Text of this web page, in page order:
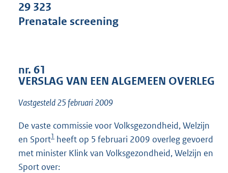
t
t
1
K
b
29 323
Prenatale screening
nr. 61
VERSLAG VAN EEN ALGEMEEN OVERLEG
Vastgesteld 25 februari 2009
De vaste commissie voor Volksgezondheid, Welzijn
en Sport1 heeft op 5 februari 2009 overleg gevoerd
met minister Klink van Volksgezondheid, Welzijn en
Sport over: